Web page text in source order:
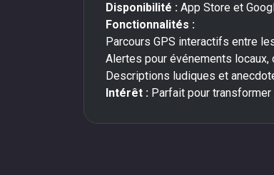
Disponibilité : App Store et
Fonctionnalités :
Parcours GPS interactifs entre
Alertes pour événements locaux,
Descriptions ludiques et
Intérêt : Parfait pour